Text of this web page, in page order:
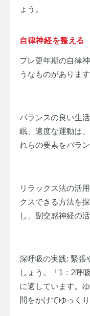
ょう。
自律神経を整える
プレ更年期の自律
うなものがあります
バランスの良い生
眠、適度な運動は
れらの要素をバラ
リラックス法の活
クスできる方法を
し、副交感神経の
深呼吸の実践: 緊張
しょう。「1：2呼
に適しています。
間をかけてゆっく